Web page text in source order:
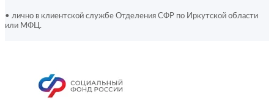
• лично в клиентской службе Отделения СФР по Иркутской области
или МФЦ.